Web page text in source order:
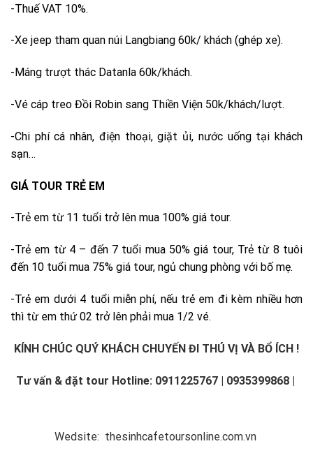
-Thuế VAT 10%.
-Xe jeep tham quan núi Langbiang 60k/ khách (ghép xe).
-Máng trượt thác Datanla 60k/khách.
-Vé cáp treo Đồi Robin sang Thiền Viện 50k/khách/lượt.
-Chi phí cá nhân, điện thoại, giặt ủi, nước uống tại khách
sạn…
GIÁ TOUR TRẺ EM
-Trẻ em từ 11 tuổi trở lên mua 100% giá tour.
-Trẻ em từ 4 – đến 7 tuổi mua 50% giá tour, Trẻ từ 8 tuôi
đến 10 tuổi mua 75% giá tour, ngủ chung phòng với bố mẹ.
-Trẻ em dưới 4 tuổi miễn phí, nếu trẻ em đi kèm nhiều hơn
thì từ em thứ 02 trở lên phải mua 1/2 vé.
KÍNH CHÚC QUÝ KHÁCH CHUYẾN ĐI THÚ VỊ VÀ BỔ ÍCH !
Tư vấn & đặt tour Hotline: 0911225767| 0935399868 |
Wedsite: thesinhcafetoursonline.com.vn